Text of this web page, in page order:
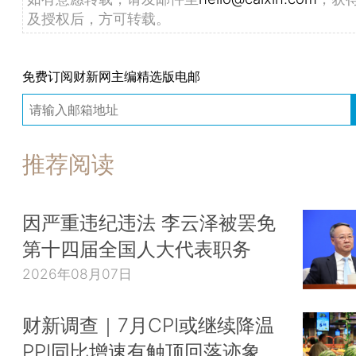
及授权后，方可转载。
免费订阅财新网主编精选版电邮
推荐阅读
因严重违纪违法 李云泽被罢免
第十四届全国人大代表职务
2026年08月07日
财新调查｜7月CPI或继续降温